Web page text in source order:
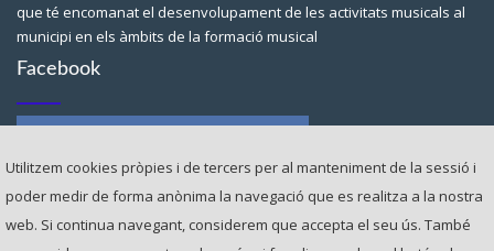
que té encomanat el desenvolupament de les activitats musicals al
municipi en els àmbits de la formació musical
Facebook
Contacte
Utilitzem cookies pròpies i de tercers per al manteniment de la sessió i
poder medir de forma anònima la navegació que es realitza a la nostra
web. Si continua navegant, considerem que accepta el seu ús. ​També